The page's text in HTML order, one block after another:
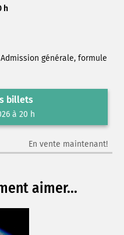
h
générale, formule
billets
à 20 h
En vente maintenant!
aimer...